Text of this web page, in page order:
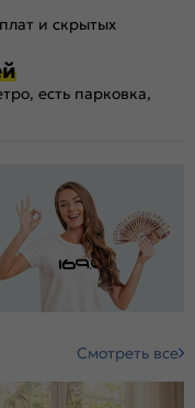
и скрытых
есть парковка,
Смотреть все